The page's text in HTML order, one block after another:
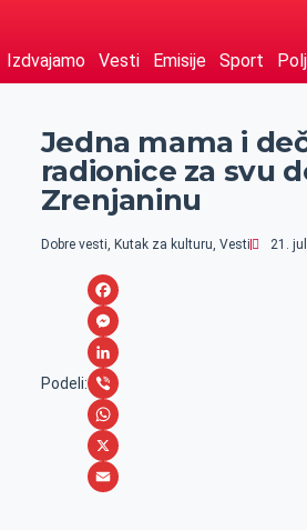
Izdvajamo Vesti Emisije Sport
Jedna mama i
radionice za svu
Zrenjaninu
Dobre vesti, Kutak za kulturu, Vesti 21.
Podeli:
F
a
c
e
b
o
M
e
s
s
e
L
i
n
k
V
i
b
W
h
X